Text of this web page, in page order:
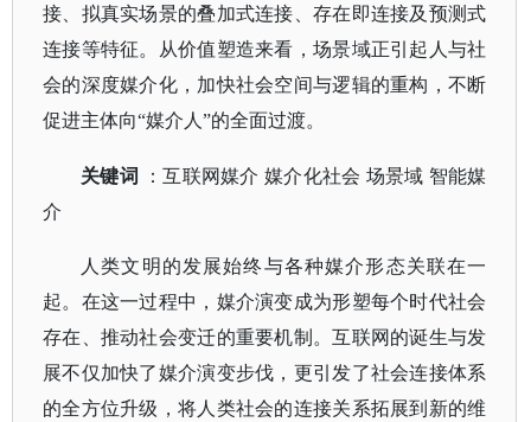
接、拟真实场景的叠加式连接、存在即连接及预测式
连接等特征。从价值塑造来看，场景域正引起人与社
会的深度媒介化，加快社会空间与逻辑的重构，不断
促进主体向“媒介人”的全面过渡。
关键词 ：互联网媒介 媒介化社会 场景域 智能媒
介
人类文明的发展始终与各种媒介形态关联在一
起。在这一过程中，媒介演变成为形塑每个时代社会
存在、推动社会变迁的重要机制。互联网的诞生与发
展不仅加快了媒介演变步伐，更引发了社会连接体系
的全方位升级，将人类社会的连接关系拓展到新的维